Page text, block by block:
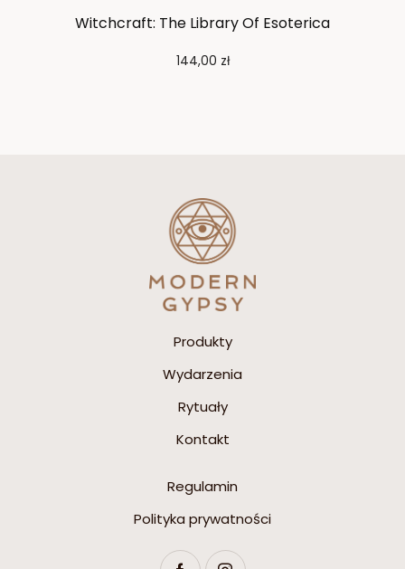
Witchcraft: The Library Of Esoterica
144,00 zł
Produkty
Wydarzenia
Rytuały
Kontakt
Regulamin
Polityka prywatności